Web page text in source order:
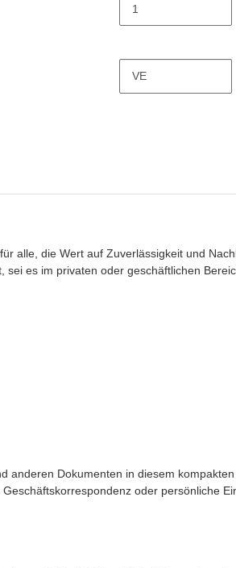
VE
alle, die Wert auf Zuverlässigkeit und
es im privaten oder geschäftlichen
anderen Dokumenten in diesem
oder persönliche